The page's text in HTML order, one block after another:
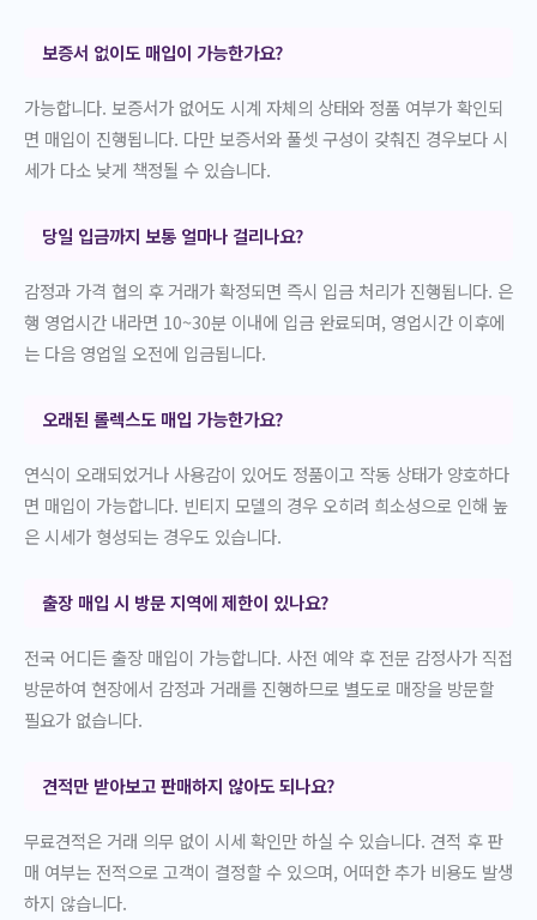
보증서 없이도 매입이 가능한가요?
가능합니다. 보증서가 없어도 시계 자체의 상태와 정품 여부가 확인되
면 매입이 진행됩니다. 다만 보증서와 풀셋 구성이 갖춰진 경우보다 시
세가 다소 낮게 책정될 수 있습니다.
당일 입금까지 보통 얼마나 걸리나요?
감정과 가격 협의 후 거래가 확정되면 즉시 입금 처리가 진행됩니다. 은
행 영업시간 내라면 10~30분 이내에 입금 완료되며, 영업시간 이후에
는 다음 영업일 오전에 입금됩니다.
오래된 롤렉스도 매입 가능한가요?
연식이 오래되었거나 사용감이 있어도 정품이고 작동 상태가 양호하다
면 매입이 가능합니다. 빈티지 모델의 경우 오히려 희소성으로 인해 높
은 시세가 형성되는 경우도 있습니다.
출장 매입 시 방문 지역에 제한이 있나요?
전국 어디든 출장 매입이 가능합니다. 사전 예약 후 전문 감정사가 직접
방문하여 현장에서 감정과 거래를 진행하므로 별도로 매장을 방문할
필요가 없습니다.
견적만 받아보고 판매하지 않아도 되나요?
무료견적은 거래 의무 없이 시세 확인만 하실 수 있습니다. 견적 후 판
매 여부는 전적으로 고객이 결정할 수 있으며, 어떠한 추가 비용도 발생
하지 않습니다.